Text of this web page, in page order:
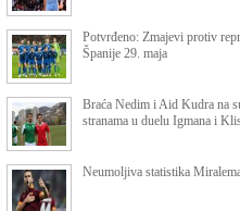
Potvrđeno: Zmajevi protiv
Španije 29. maja
Braća Nedim i Aid Kudra na
stranama u duelu Igmana i
Neumoljiva statistika